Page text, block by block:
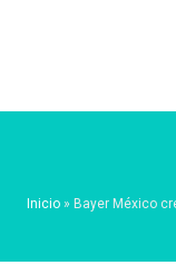
Inicio» Bayer México